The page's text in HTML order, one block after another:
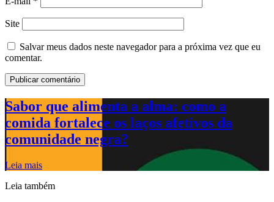
Site
Salvar meus dados neste navegador para a próxima vez que eu
comentar.
Sabor que alimenta a alma: como a
comida fortalece os laços afetivos da
comunidade negra?
Leia mais
Leia também